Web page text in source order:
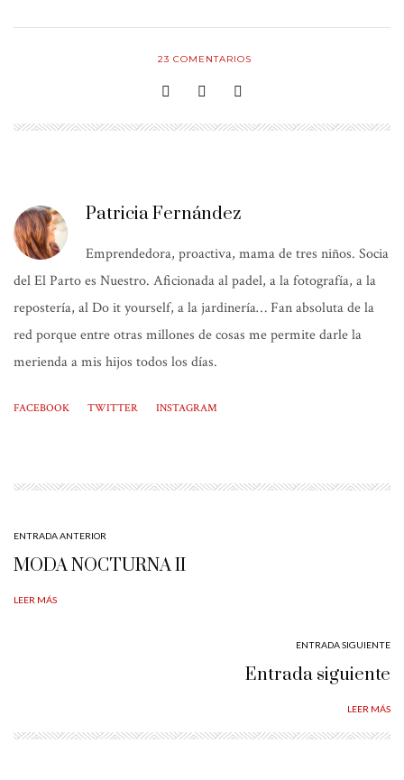
23 COMENTARIOS
Patricia Fernández
Emprendedora, proactiva, mama de tres niños. Socia
del El Parto es Nuestro. Aficionada al padel, a la fotografía, a la
repostería, al Do it yourself, a la jardinería… Fan absoluta de la
red porque entre otras millones de cosas me permite darle la
merienda a mis hijos todos los días.
FACEBOOK TWITTER INSTAGRAM
ENTRADA ANTERIOR
MODA NOCTURNA II
LEER MÁS
ENTRADA SIGUIENTE
Entrada siguiente
LEER MÁS